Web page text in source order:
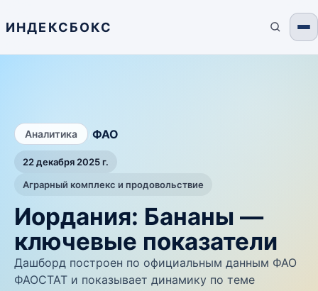
ИНДЕКСБОКС
Аналитика ФАО
22 декабря 2025 г.
Аграрный комплекс и продовольствие
Иордания: Бананы —
ключевые показатели
Дашборд построен по официальным данным ФАО
ФАОСТАТ и показывает динамику по теме